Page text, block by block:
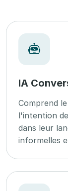
IA
Comprend
l'intention
dans leur
informelles